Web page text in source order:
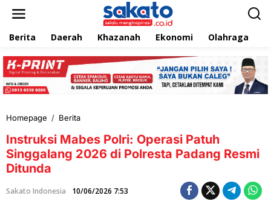
e
k
Berita Daerah Khazanah Ekonomi Olahraga
Homepage / Berita
s
t
r
s
Instruksi Mabes Polri: Operasi Patuh
Singgalang 2026 di Polresta Padang Resmi
Ditunda
Sakato Indonesia 10/06/2026 7:53